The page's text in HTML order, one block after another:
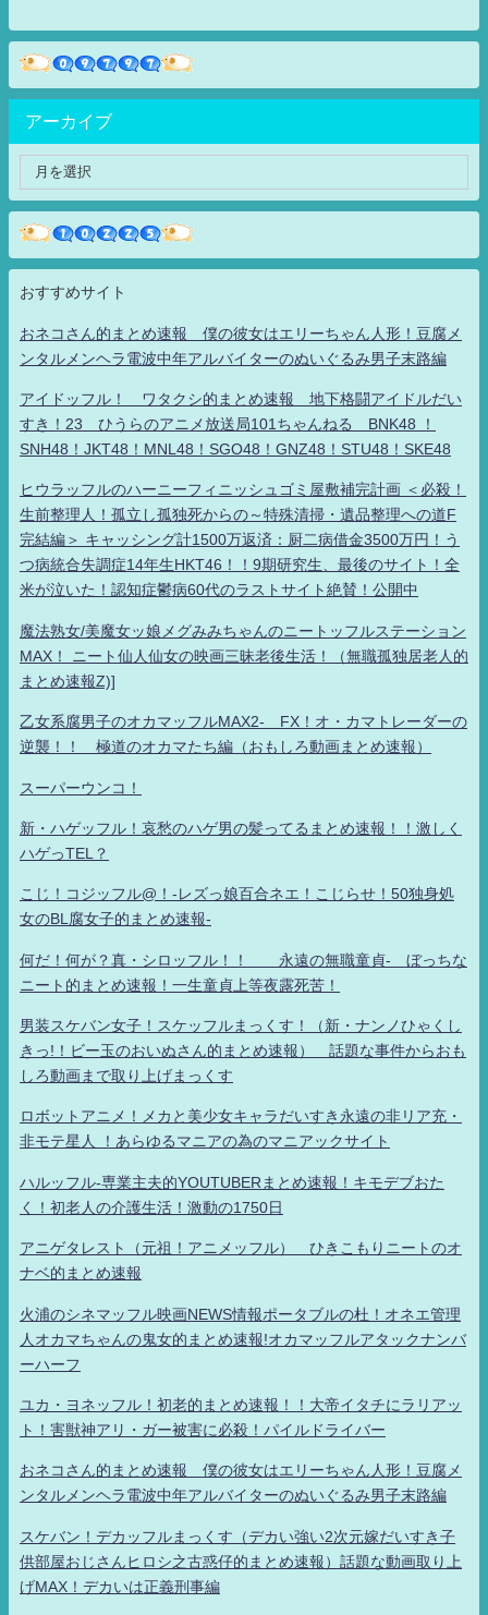
アーカイブ
おすすめサイト
おネコさん的まとめ速報 僕の彼女はエリーちゃん人形！豆腐メ
ンタルメンヘラ電波中年アルバイターのぬいぐるみ男子末路編
アイドッフル！ ワタクシ的まとめ速報 地下格闘アイドルだい
すき！23 ひうらのアニメ放送局101ちゃんねる BNK48 ！
SNH48！JKT48！MNL48！SGO48！GNZ48！STU48！SKE48
ヒウラッフルのハーニーフィニッシュゴミ屋敷補完計画 ＜必殺！
生前整理人！孤立し孤独死からの～特殊清掃・遺品整理への道F
完結編＞ キャッシング計1500万返済：厨二病借金3500万円！う
つ病統合失調症14年生HKT46！！9期研究生、最後のサイト！全
米が泣いた！認知症鬱病60代のラストサイト絶賛！公開中
魔法熟女/美魔女ッ娘メグみみちゃんのニートッフルステーション
MAX！ ニート仙人仙女の映画三昧老後生活！（無職孤独居老人的
まとめ速報Z)]
乙女系腐男子のオカマッフルMAX2- FX！オ・カマトレーダーの
逆襲！！ 極道のオカマたち編（おもしろ動画まとめ速報）
スーパーウンコ！
新・ハゲッフル！哀愁のハゲ男の髪ってるまとめ速報！！激しく
ハゲっTEL？
こじ！コジッフル@！-レズっ娘百合ネエ！こじらせ！50独身処
女のBL腐女子的まとめ速報-
何だ！何が？真・シロッフル！！ 永遠の無職童貞- ぼっちな
ニート的まとめ速報！一生童貞上等夜露死苦！
男装スケバン女子！スケッフルまっくす！（新・ナンノひゃくし
きっ!！ビー玉のおいぬさん的まとめ速報） 話題な事件からおも
しろ動画まで取り上げまっくす
ロボットアニメ！メカと美少女キャラだいすき永遠の非リア充・
非モテ星人 ！あらゆるマニアの為のマニアックサイト
ハルッフル-専業主夫的YOUTUBERまとめ速報！キモデブおた
く！初老人の介護生活！激動の1750日
アニゲタレスト（元祖！アニメッフル） ひきこもりニートのオ
ナベ的まとめ速報
火浦のシネマッフル映画NEWS情報ポータブルの杜！オネエ管理
人オカマちゃんの鬼女的まとめ速報!オカマッフルアタックナンバ
ーハーフ
ユカ・ヨネッフル！初老的まとめ速報！！大帝イタチにラリアッ
ト！害獣神アリ・ガー被害に必殺！パイルドライバー
おネコさん的まとめ速報 僕の彼女はエリーちゃん人形！豆腐メ
ンタルメンヘラ電波中年アルバイターのぬいぐるみ男子末路編
スケバン！デカッフルまっくす（デカい強い2次元嫁だいすき子
供部屋おじさんヒロシ之古惑仔的まとめ速報）話題な動画取り上
げMAX！デカいは正義刑事編